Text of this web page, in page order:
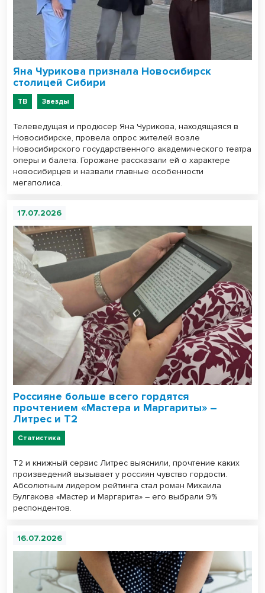
Яна Чурикова признала Новосибирск
столицей Сибири
ТВ Звезды
Телеведущая и продюсер Яна Чурикова, находящаяся в
Новосибирске, провела опрос жителей возле
Новосибирского государственного академического театра
оперы и балета. Горожане рассказали ей о характере
новосибирцев и назвали главные особенности
мегаполиса.
17.07.2026
Россияне больше всего гордятся
прочтением «Мастера и Маргариты» –
Литрес и T2
Статистика
T2 и книжный сервис Литрес выяснили, прочтение каких
произведений вызывает у россиян чувство гордости.
Абсолютным лидером рейтинга стал роман Михаила
Булгакова «Мастер и Маргарита» – его выбрали 9%
респондентов.
16.07.2026